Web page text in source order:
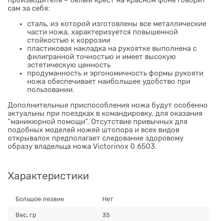
сам за себя:
сталь, из которой изготовлены все металлические
части ножа, характеризуется повышенной
стойкостью к коррозии
пластиковая накладка на рукоятке выполнена с
филигранной точностью и имеет высокую
эстетическую ценность
продуманность и эргономичность формы рукояти
ножа обеспечивает наибольшее удобство при
пользовании.
Дополнительные приспособления ножа будут особенно
актуальны при поездках в командировку, для оказания
"маникюрной помощи". Отсутствие привычных для
подобных моделей ножей штопора и всех видов
открывалок предполагает следование здоровому
образу владельца ножа Victorinox 0.6503.
Характеристики
Большое лезвие Нет
Вес, гр 35